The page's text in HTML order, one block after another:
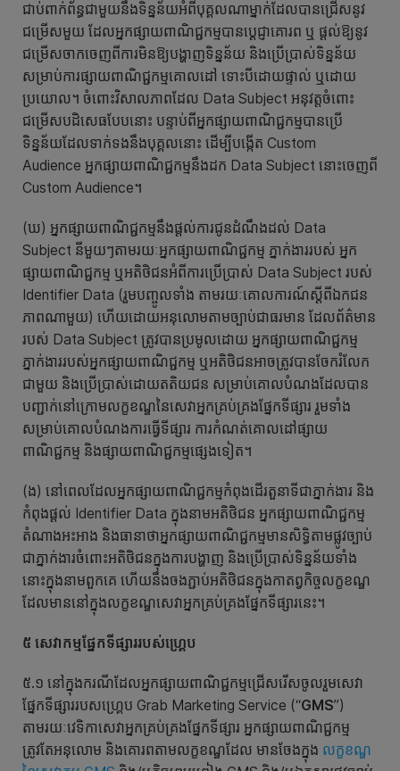
ជាប់ពាក់ព័ន្ធជាមួយនឹងទិន្នន័យអំពីបុគ្គលណាម្នាក់ដែលបានជ្រើសនូវ
ជម្រើសមួយ ដែលអ្នកផ្សាយពាណិជ្ជកម្មបានប្ដេជ្ញាគោរព ឬ ផ្តល់ឱ្យនូវ
ជម្រើសចាកចេញពីការមិនឱ្យបង្ហាញទិន្នន័យ និងប្រើប្រាស់ទិន្នន័យ
សម្រាប់ការផ្សាយពាណិជ្ជកម្មគោលដៅ ទោះបីដោយផ្ទាល់ ឬដោយ
ប្រយោល។ ចំពោះវិសាលភាពដែល Data Subject អនុវត្តចំពោះ
ជម្រើសបដិសេធបែបនោះ បន្ទាប់ពីអ្នកផ្សាយពាណិជ្ជកម្មបានប្រើ
ទិន្នន័យដែលទាក់ទងនឹងបុគ្គលនោះ ដើម្បីបង្កើត Custom
Audience អ្នកផ្សាយពាណិជ្ជកម្មនឹងដក Data Subject នោះចេញពី
Custom Audience។
(ឃ) អ្នកផ្សាយពាណិជ្ជកម្មនឹងផ្តល់ការជូនដំណឹងដល់ Data
Subject នីមួយៗតាមរយៈអ្នកផ្សាយពាណិជ្ជកម្ម ភ្នាក់ងាររបស់ អ្នក
ផ្សាយពាណិជ្ជកម្ម ឬអតិថិជនអំពីការប្រើប្រាស់ Data Subject របស់
Identifier Data (រួមបញ្ចូលទាំង តាមរយៈគោលការណ៍ស្ដីពីឯកជន
ភាពណាមួយ) ហើយដោយអនុលោមតាមច្បាប់ជាធរមាន ដែលព័ត៌មាន
របស់ Data Subject ត្រូវបានប្រមូលដោយ អ្នកផ្សាយពាណិជ្ជកម្ម
ភ្នាក់ងាររបស់អ្នកផ្សាយពាណិជ្ជកម្ម ឬអតិថិជនអាចត្រូវបានចែករំលែក
ជាមួយ និងប្រើប្រាស់ដោយតតិយជន សម្រាប់គោលបំណងដែលបាន
បញ្ជាក់នៅក្រោមលក្ខខណ្ឌនៃសេវាអ្នកគ្រប់គ្រងផ្នែកទីផ្សារ រួមទាំង
សម្រាប់គោលបំណងការធ្វើទីផ្សារ ការកំណត់គោលដៅផ្សាយ
ពាណិជ្ជកម្ម និងផ្សាយពាណិជ្ជកម្មផ្សេងទៀត។​
(ង) នៅពេលដែលអ្នកផ្សាយពាណិជ្ជកម្មកំពុងដើរតួនាទីជាភ្នាក់ងារ និង
កំពុងផ្តល់ Identifier Data ក្នុងនាមអតិថិជន អ្នកផ្សាយពាណិជ្ជកម្ម
តំណាងអះអាង និងធានាថាអ្នកផ្សាយពាណិជ្ជកម្មមានសិទ្ធិតាមផ្លូវច្បាប់
ជាភ្នាក់ងារចំពោះអតិថិជនក្នុងការបង្ហាញ និងប្រើប្រាស់ទិន្នន័យទាំង
នោះក្នុងនាមពួកគេ ហើយនឹងចងភ្ជាប់អតិថិជនក្នុងកាតព្វកិច្ចលក្ខខណ្ឌ
ដែលមាននៅក្នុងលក្ខខណ្ឌសេវាអ្នកគ្រប់គ្រងផ្នែកទីផ្សារនេះ។
៥ សេវាកម្មផ្នែកទីផ្សាររបស់ហ្គ្រេប
៥.១ នៅក្នុងករណីដែលអ្នកផ្សាយពាណិជ្ជកម្មជ្រើសរើសចូលរួមសេវា
ផ្នែកទីផ្សាររបសហ្គ្រេប Grab Marketing Service (“GMS”)
តាមរយៈវេទិកាសេវាអ្នកគ្រប់គ្រងផ្នែកទីផ្សារ អ្នកផ្សាយពាណិជ្ជកម្ម
ត្រូវតែអនុលោម និងគោរពតាមលក្ខខណ្ឌដែល មានចែងក្នុង លក្ខខណ្ឌ